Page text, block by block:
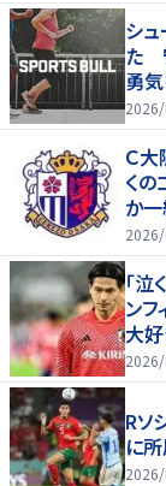
シ
た
勇
Ｃ大
く
か一
｢泣
ン
大
く
Rソ
に